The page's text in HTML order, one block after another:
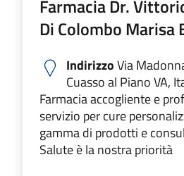
Farmacia Dr.
Di Colombo Marisa
IndirizzoVia
Cuasso al Piano VA,
Farmacia accogliente e
servizio per cure
gamma di prodotti e
Salute è la nostra priorità